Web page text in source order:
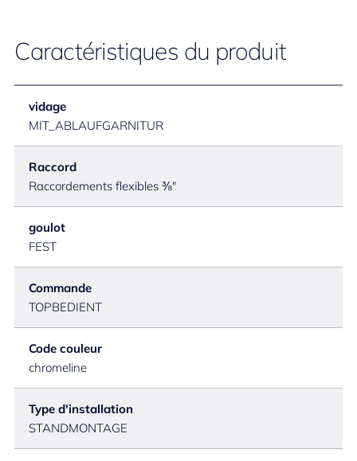
Caractéristiques du produit
vidage
MIT_ABLAUFGARNITUR
Raccord
Raccordements flexibles ⅜"
goulot
FEST
Commande
TOPBEDIENT
Code couleur
chromeline
Type d'installation
STANDMONTAGE